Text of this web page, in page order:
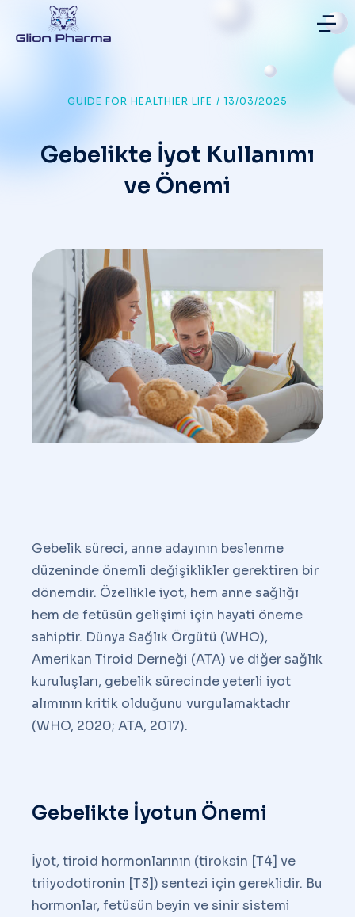
GUIDE FOR HEALTHIER LIFE / 13/03/2025
Gebelikte İyot Kullanımı
ve Önemi
Gebelik süreci, anne adayının beslenme
düzeninde önemli değişiklikler gerektiren bir
dönemdir. Özellikle iyot, hem anne sağlığı
hem de fetüsün gelişimi için hayati öneme
sahiptir. Dünya Sağlık Örgütü (WHO),
Amerikan Tiroid Derneği (ATA) ve diğer sağlık
kuruluşları, gebelik sürecinde yeterli iyot
alımının kritik olduğunu vurgulamaktadır
(WHO, 2020; ATA, 2017).
Gebelikte İyotun Önemi
İyot, tiroid hormonlarının (tiroksin [T4] ve
triiyodotironin [T3]) sentezi için gereklidir. Bu
hormonlar, fetüsün beyin ve sinir sistemi